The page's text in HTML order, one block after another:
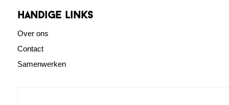
Handige links
Over ons
Contact
Samenwerken